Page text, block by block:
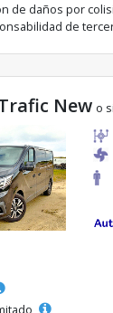
de daños por
de
New o